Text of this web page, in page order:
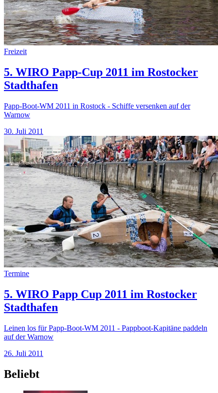
Freizeit
5. WIRO Papp-Cup 2011 im Rostocker
Stadthafen
Papp-Boot-WM 2011 in Rostock - Schiffe versenken auf der
Warnow
30. Juli 2011
Termine
5. WIRO Papp Cup 2011 im Rostocker
Stadthafen
Leinen los für Papp-Boot-WM 2011 - Pappboot-Kapitäne paddeln
auf der Warnow
26. Juli 2011
Beliebt